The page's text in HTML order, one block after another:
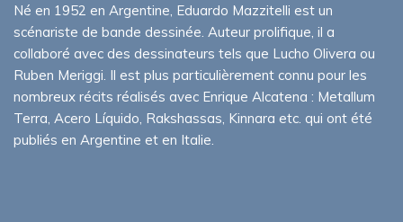
Né en 1952 en Argentine, Eduardo Mazzitelli est un
scénariste de bande dessinée. Auteur prolifique, il a
collaboré avec des dessinateurs tels que Lucho Olivera ou
Ruben Meriggi. Il est plus particulièrement connu pour les
nombreux récits réalisés avec Enrique Alcatena : Metallum
Terra, Acero Líquido, Rakshassas, Kinnara etc. qui ont été
publiés en Argentine et en Italie.